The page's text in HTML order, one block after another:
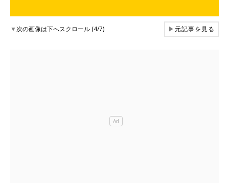
▼次の画像は下へスクロール (4/7) ▶元記事を見る